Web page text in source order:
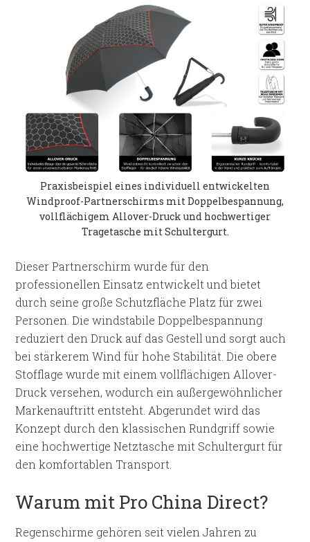
Praxisbeispiel eines individuell entwickelten
Windproof-Partnerschirms mit Doppelbespannung,
vollflächigem Allover-Druck und hochwertiger
Tragetasche mit Schultergurt.
Dieser Partnerschirm wurde für den
professionellen Einsatz entwickelt und bietet
durch seine große Schutzfläche Platz für zwei
Personen. Die windstabile Doppelbespannung
reduziert den Druck auf das Gestell und sorgt auch
bei stärkerem Wind für hohe Stabilität. Die obere
Stofflage wurde mit einem vollflächigen Allover-
Druck versehen, wodurch ein außergewöhnlicher
Markenauftritt entsteht. Abgerundet wird das
Konzept durch den klassischen Rundgriff sowie
eine hochwertige Netztasche mit Schultergurt für
den komfortablen Transport.
Warum mit Pro China Direct?
Regenschirme gehören seit vielen Jahren zu